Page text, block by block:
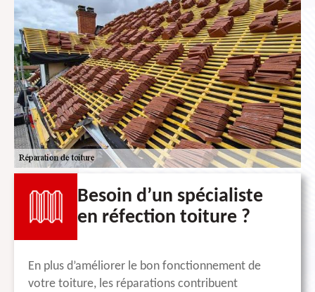
Besoin d’un spécialiste
en réfection toiture ?
En plus d’améliorer le bon fonctionnement de
votre toiture, les réparations contribuent